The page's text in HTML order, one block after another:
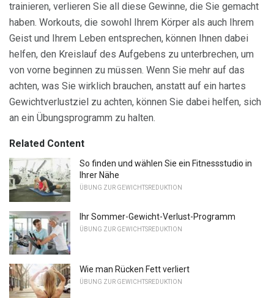
trainieren, verlieren Sie all diese Gewinne, die Sie gemacht
haben. Workouts, die sowohl Ihrem Körper als auch Ihrem
Geist und Ihrem Leben entsprechen, können Ihnen dabei
helfen, den Kreislauf des Aufgebens zu unterbrechen, um
von vorne beginnen zu müssen. Wenn Sie mehr auf das
achten, was Sie wirklich brauchen, anstatt auf ein hartes
Gewichtverlustziel zu achten, können Sie dabei helfen, sich
an ein Übungsprogramm zu halten.
Related Content
So finden und wählen Sie ein Fitnessstudio in
Ihrer Nähe
ÜBUNG ZUR GEWICHTSREDUKTION
Ihr Sommer-Gewicht-Verlust-Programm
ÜBUNG ZUR GEWICHTSREDUKTION
Wie man Rücken Fett verliert
ÜBUNG ZUR GEWICHTSREDUKTION